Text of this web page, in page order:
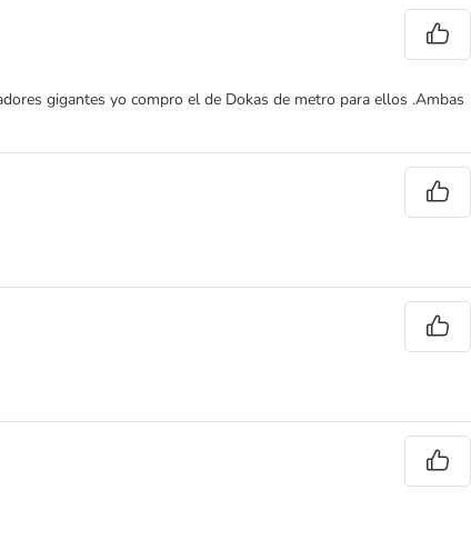
gigantes yo compro el de Dokas de metro para ellos .Ambas